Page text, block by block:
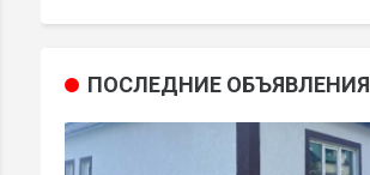
ПОСЛЕДНИЕ ОБЪЯВЛЕНИЯ